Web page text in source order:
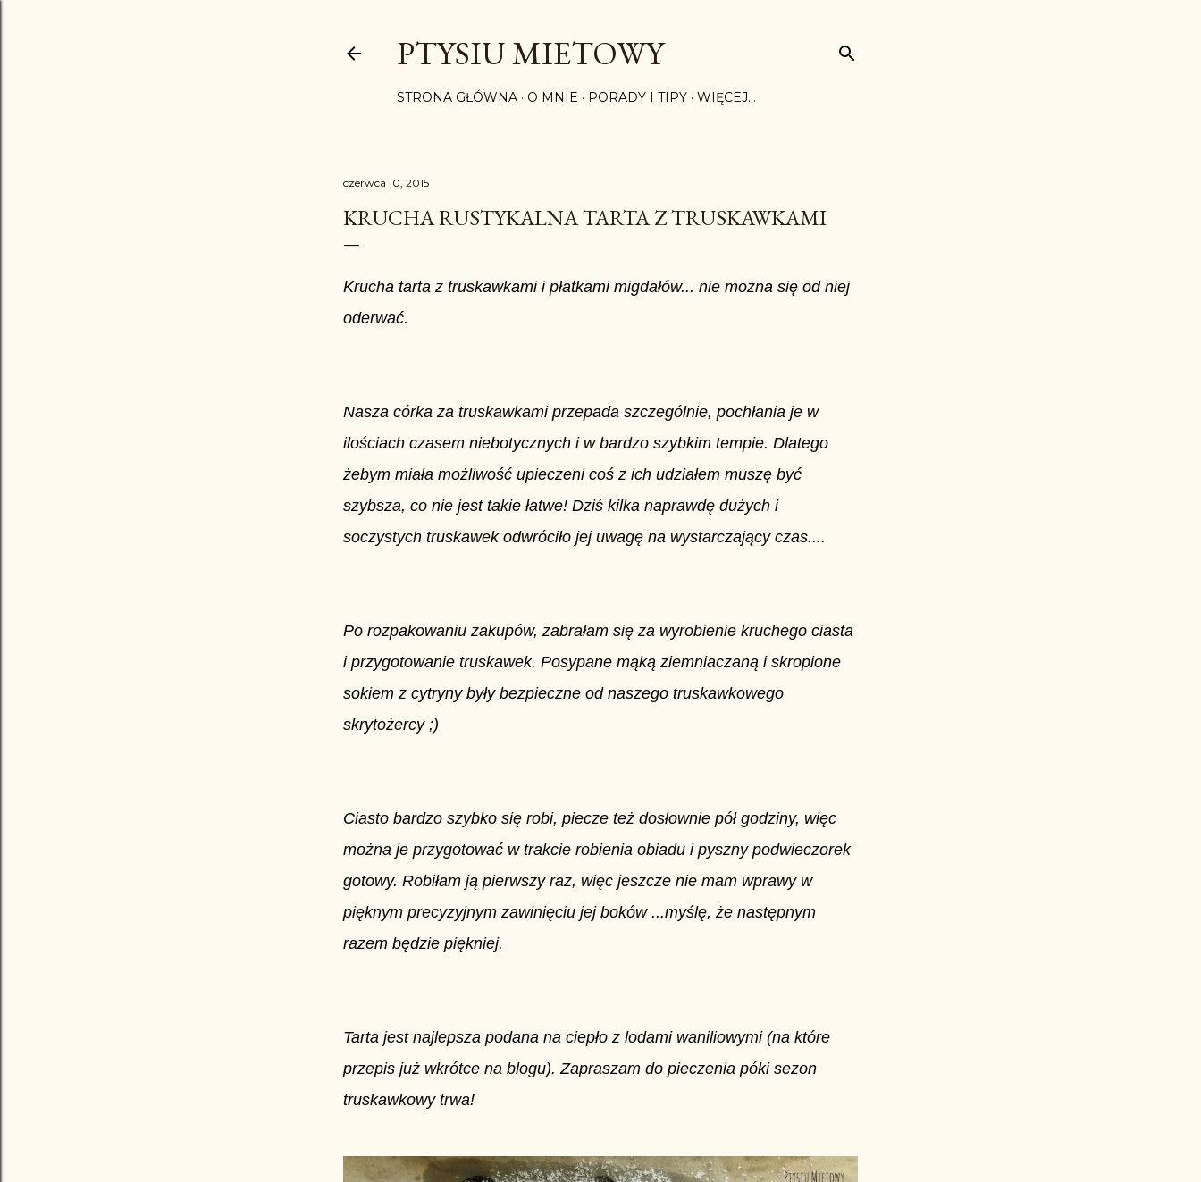
PTYSIU MIETOWY
STRONA GŁÓWNA O MNIE PORADY I TIPY WIĘCEJ…
czerwca 10, 2015
KRUCHA RUSTYKALNA TARTA Z TRUSKAWKAMI
Krucha tarta z truskawkami i płatkami migdałów... nie można się od niej
oderwać.
Nasza córka za truskawkami przepada szczególnie, pochłania je w
ilościach czasem niebotycznych i w bardzo szybkim tempie. Dlatego
żebym miała możliwość upieczeni coś z ich udziałem muszę być
szybsza, co nie jest takie łatwe! Dziś kilka naprawdę dużych i
soczystych truskawek odwróciło jej uwagę na wystarczający czas....
Po rozpakowaniu zakupów, zabrałam się za wyrobienie kruchego ciasta
i przygotowanie truskawek. Posypane mąką ziemniaczaną i skropione
sokiem z cytryny były bezpieczne od naszego truskawkowego
skrytożercy ;)
Ciasto bardzo szybko się robi, piecze też dosłownie pół godziny, więc
można je przygotować w trakcie robienia obiadu i pyszny podwieczorek
gotowy. Robiłam ją pierwszy raz, więc jeszcze nie mam wprawy w
pięknym precyzyjnym zawinięciu jej boków ...myślę, że następnym
razem będzie piękniej.
Tarta jest najlepsza podana na ciepło z lodami waniliowymi (na które
przepis już wkrótce na blogu). Zapraszam do pieczenia póki sezon
truskawkowy trwa!